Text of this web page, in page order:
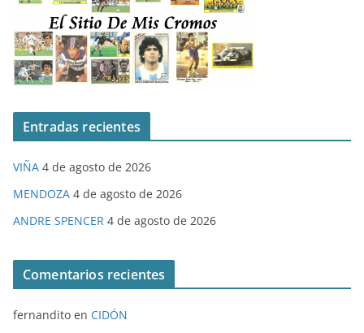
Entradas recientes
VIÑA 4 de agosto de 2026
MENDOZA 4 de agosto de 2026
ANDRE SPENCER 4 de agosto de 2026
Comentarios recientes
fernandito en CIDÓN